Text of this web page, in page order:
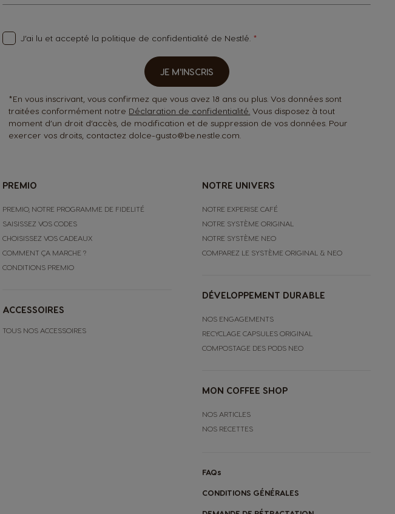
for
Newsletter:
J’ai lu et accepté la politique de confidentialité de Nestlé.
JE M'INSCRIS
*En vous inscrivant, vous confirmez que vous avez 18 ans ou plus. Vos données sont
traitées conformément notre Déclaration de confidentialité. Vous disposez à tout
moment d’un droit d’accès, de modification et de suppression de vos données. Pour
exercer vos droits, contactez dolce-gusto@be.nestle.com.
PREMIO
PREMIO, NOTRE PROGRAMME DE FIDELITÉ
SAISISSEZ VOS CODES
CHOISISSEZ VOS CADEAUX
COMMENT ÇA MARCHE ?
CONDITIONS PREMIO
ACCESSOIRES
TOUS NOS ACCESSOIRES
NOTRE UNIVERS
NOTRE EXPERISE CAFÉ
NOTRE SYSTÈME ORIGINAL
NOTRE SYSTÈME NEO
COMPAREZ LE SYSTÈME ORIGINAL & NEO
DÉVELOPPEMENT DURABLE
NOS ENGAGEMENTS
RECYCLAGE CAPSULES ORIGINAL
COMPOSTAGE DES PODS NEO
MON COFFEE SHOP
NOS ARTICLES
NOS RECETTES
FAQs
CONDITIONS GÉNÉRALES